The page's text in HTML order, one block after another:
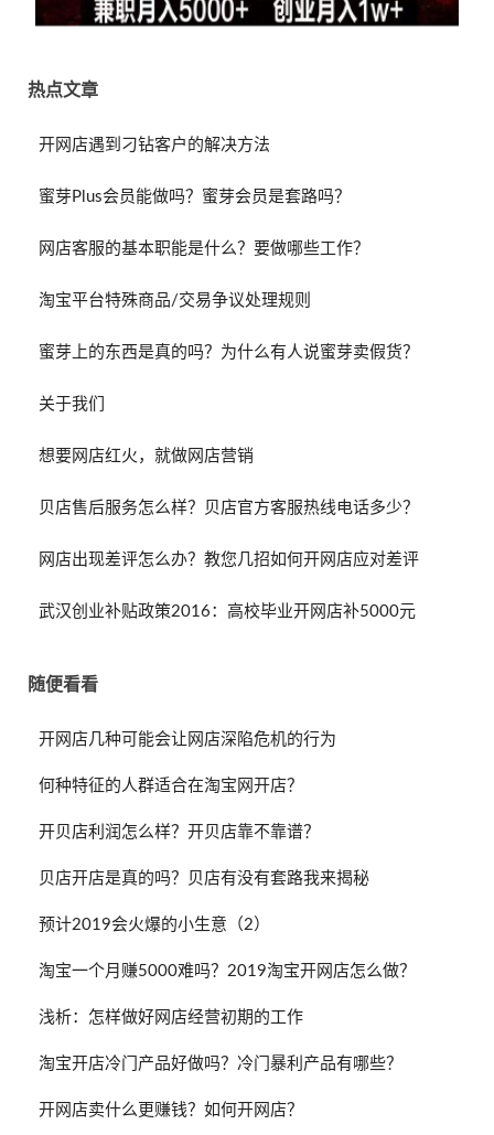
热点文章
开网店遇到刁钻客户的解决方法
蜜芽Plus会员能做吗？蜜芽会员是套路吗？
网店客服的基本职能是什么？要做哪些工作？
淘宝平台特殊商品/交易争议处理规则
蜜芽上的东西是真的吗？为什么有人说蜜芽卖假货？
关于我们
想要网店红火，就做网店营销
贝店售后服务怎么样？贝店官方客服热线电话多少？
网店出现差评怎么办？教您几招如何开网店应对差评
武汉创业补贴政策2016：高校毕业开网店补5000元
随便看看
开网店几种可能会让网店深陷危机的行为
何种特征的人群适合在淘宝网开店？
开贝店利润怎么样？开贝店靠不靠谱？
贝店开店是真的吗？贝店有没有套路我来揭秘
预计2019会火爆的小生意（2）
淘宝一个月赚5000难吗？2019淘宝开网店怎么做？
浅析：怎样做好网店经营初期的工作
淘宝开店冷门产品好做吗？冷门暴利产品有哪些？
开网店卖什么更赚钱？如何开网店？